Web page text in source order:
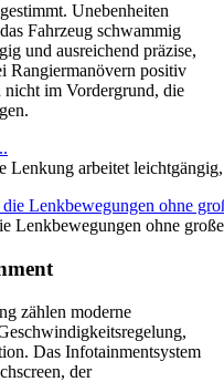
Unebenheiten
Fahrzeug schwammig
und ausreichend präzise,
Rangiermanövern positiv
im Vordergrund, die
Lenkung arbeitet
ohne
zählen moderne
Das Infotainmentsystem
der